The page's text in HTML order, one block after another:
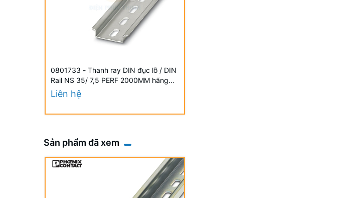
0801733 - Thanh ray DIN đục lỗ / DIN
Rail NS 35/ 7,5 PERF 2000MM hãng
Phoenix Contact
Liên hệ
Sản phẩm đã xem